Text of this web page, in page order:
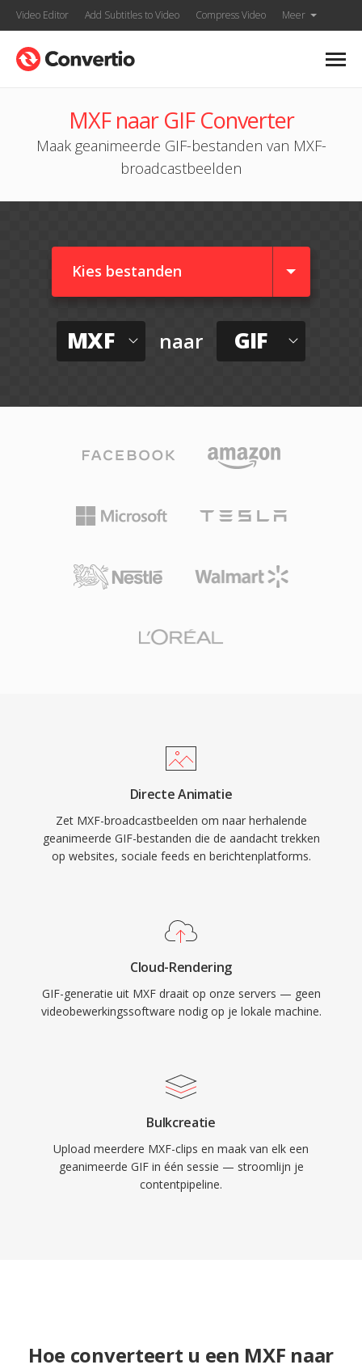
Video Editor Add Subtitles to Video Compress Video Meer
MXF naar GIF Converter
Maak geanimeerde GIF-bestanden van MXF-
broadcastbeelden
Kies bestanden
MXF naar GIF
Directe Animatie
Zet MXF-broadcastbeelden om naar herhalende
geanimeerde GIF-bestanden die de aandacht trekken
op websites, sociale feeds en berichtenplatforms.
Cloud-Rendering
GIF-generatie uit MXF draait op onze servers — geen
videobewerkingssoftware nodig op je lokale machine.
Bulkcreatie
Upload meerdere MXF-clips en maak van elk een
geanimeerde GIF in één sessie — stroomlijn je
contentpipeline.
Hoe converteert u een MXF naar